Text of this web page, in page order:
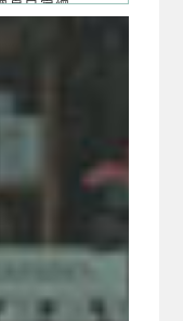
泉民宿網
水公園民宿網